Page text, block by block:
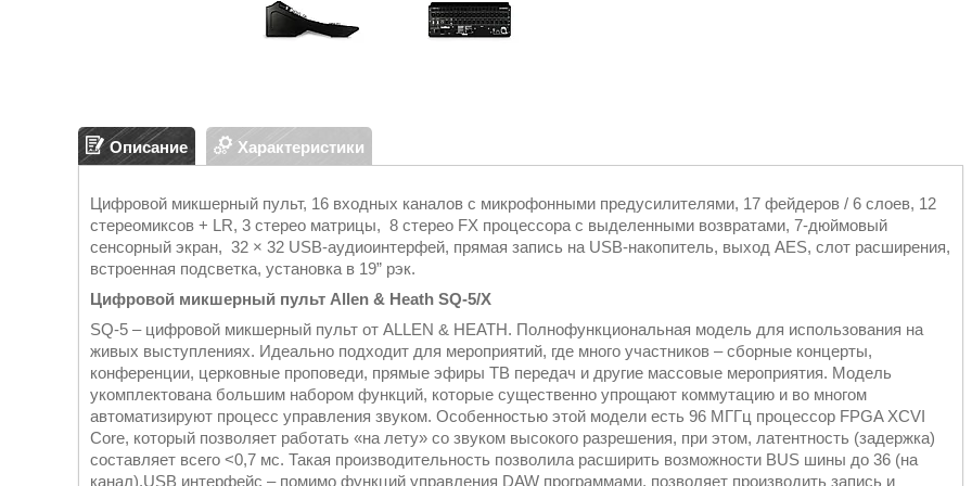
Описание Характеристики
Цифровой микшерный пульт, 16 входных каналов с микрофонными предусилителями, 17 фейдеров / 6 слоев, 12
cтереомиксов + LR, 3 стерео матрицы, 8 стерео FX процессора с выделенными возвратами, 7-дюймовый
сенсорный экран, 32 × 32 USB-аудиоинтерфей, прямая запись на USB-накопитель, выход AES, слот расширения,
встроенная подсветка, установка в 19” рэк.
Цифровой микшерный пульт Allen & Heath SQ-5/X
SQ-5 – цифровой микшерный пульт от ALLEN & HEATH. Полнофункциональная модель для использования на
живых выступлениях. Идеально подходит для мероприятий, где много участников – сборные концерты,
конференции, церковные проповеди, прямые эфиры ТВ передач и другие массовые мероприятия. Модель
укомплектована большим набором функций, которые существенно упрощают коммутацию и во многом
автоматизируют процесс управления звуком. Особенностью этой модели есть 96 МГГц процессор FPGA XCVI
Core, который позволяет работать «на лету» со звуком высокого разрешения, при этом, латентность (задержка)
составляет всего <0,7 мс. Такая производительность позволила расширить возможности BUS шины до 36 (на
канал).USB интерфейс – помимо функций управления DAW программами, позволяет производить запись и